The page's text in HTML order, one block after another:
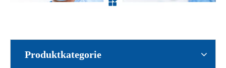
Produktkategorie